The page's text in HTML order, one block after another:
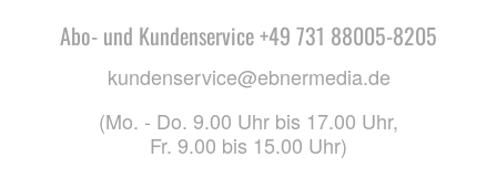
Abo- und Kundenservice +49 731 88005-8205
kundenservice@ebnermedia.de
(Mo. - Do. 9.00 Uhr bis 17.00 Uhr,
Fr. 9.00 bis 15.00 Uhr)